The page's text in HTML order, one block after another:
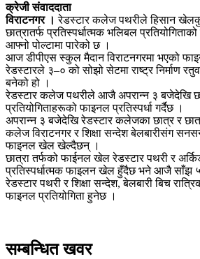
क्रेजी संवाददाता
विराटनगर । रेडस्टार कलेज पथरीले हिसान
छात्रातर्फ प्रतिस्पर्धात्मक भलिबल प्रतियोगिताको
आफ्नो पोल्टामा पारेको छ ।
आज डीपीएस स्कुल मैदान विराटनगरमा भएको
रेडस्टारले ३–० को सोझो सेटमा राष्ट्र निर्माण
बनेको हो ।
रेडस्टार कलेज पथरीले आजै अपरान्न ३ बजेदेखि
प्रतियोगिताहरूको फाइनल प्रतिस्पर्धा गर्दैछ ।
अपरान्न ३ बजेदेखि रेडस्टार कलेजका छात्र र
कलेज विराटनगर र शिक्षा सन्देश बेलबारीसंग
फाइनल खेल खेल्दैछन् ।
छात्रा तर्फको फाईनल खेल रेडस्टार पथरी र
प्रतिस्पर्धात्मक फाइलन खेल हुँदैछ भने आजै साँझ
रेडस्टार पथरी र शिक्षा सन्देश, बेलबारी बिच
फाइनल प्रतियोगिता हुनेछ ।
सम्बन्धित खवर